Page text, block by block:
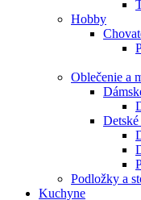
Hobby
Oblečenie a
Podložky a
Kuchyne